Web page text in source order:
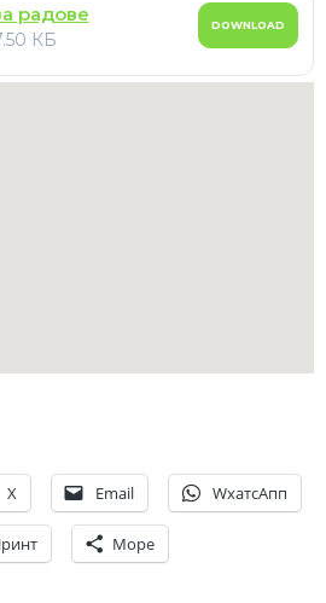
радове
КБ
DOWNLOAD
X Email WхатсАпп
Море